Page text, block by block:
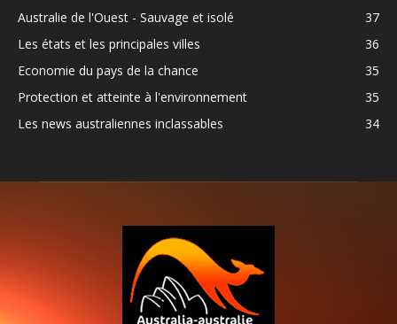
Australie de l'Ouest - Sauvage et isolé
37
Les états et les principales villes
36
Economie du pays de la chance
35
Protection et atteinte à l'environnement
35
Les news australiennes inclassables
34